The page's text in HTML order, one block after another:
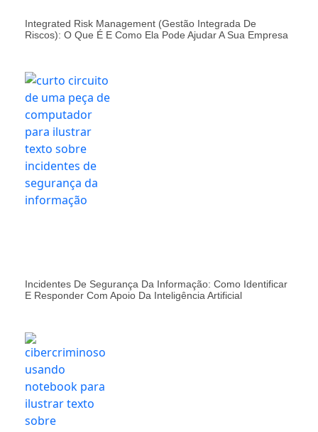
Integrated Risk Management (Gestão Integrada De
Riscos): O Que É E Como Ela Pode Ajudar A Sua Empresa
Incidentes De Segurança Da Informação: Como Identificar
E Responder Com Apoio Da Inteligência Artificial